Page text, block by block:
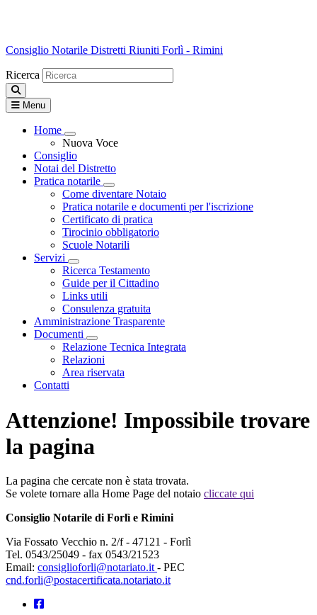
Consiglio Notarile Distretti Riuniti Forlì - Rimini
Ricerca
Menu
Home
Visualizza menù di secondo livello
Nuova Voce
Consiglio
Notai del Distretto
Pratica notarile
Visualizza menù di secondo livello
Come diventare Notaio
Pratica notarile e documenti per l'iscrizione
Certificato di pratica
Tirocinio obbligatorio
Scuole Notarili
Servizi
Visualizza menù di secondo livello
Ricerca Testamento
Guide per il Cittadino
Links utili
Consulenza gratuita
Amministrazione Trasparente
Documenti
Visualizza menù di secondo livello
Relazione Tecnica Integrata
Relazioni
Area riservata
Contatti
Attenzione! Impossibile trovare
la pagina
La pagina che cercate non è stata trovata.
Se volete tornare alla Home Page del notaio cliccate qui
Consiglio Notarile di Forlì e Rimini
Via Fossato Vecchio n. 2/f - 47121 - Forlì
Tel. 0543/25049 - fax 0543/21523
Email: consiglioforli@notariato.it - PEC
cnd.forli@postacertificata.notariato.it